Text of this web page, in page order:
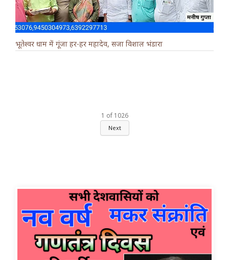
भूतेश्वर धाम में गूंजा हर-हर महादेव, सजा विशाल भंडारा
1 of 1026
Next